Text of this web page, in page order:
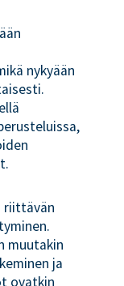
nykyään
riittävän
muutakin
ja
ovatkin